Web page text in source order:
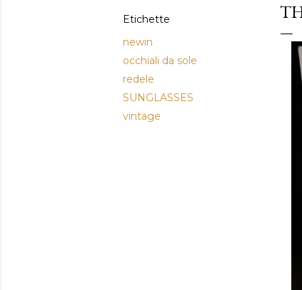
Etichette
newin
occhiali da sole
redele
SUNGLASSES
vintage